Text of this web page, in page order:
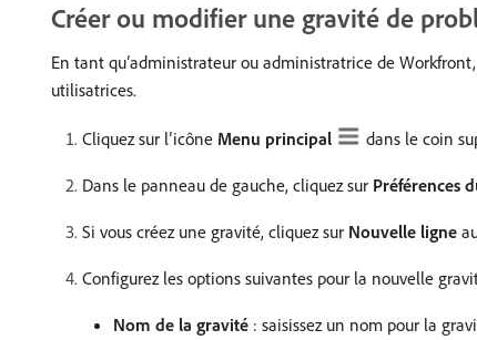
Créer ou modifier une gravité de
En tant qu’administrateur ou administratrice de
utilisatrices.
Cliquez sur l’icône Menu principal dans le coin
Dans le panneau de gauche, cliquez sur Préférences
Si vous créez une gravité, cliquez sur Nouvelle ligne
Configurez les options suivantes pour la nouvelle
Nom de la gravité : saisissez un nom pour la